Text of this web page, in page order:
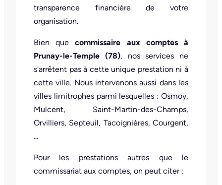
transparence financière de votre
organisation.
Bien quecommissaire aux comptes à
Prunay-le-Temple (78), nos services ne
s'arrêtent pas à cette unique prestation ni à
cette ville. Nous intervenons aussi dans les
villes limitrophes parmi lesquelles : Osmoy,
Mulcent, Saint-Martin-des-Champs,
Orvilliers, Septeuil, Tacoignières, Courgent,
...
Pour les prestations autres que le
commissariat aux comptes, on peut citer :